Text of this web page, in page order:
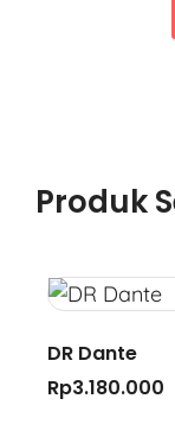
Produk
DR Dante
Rp3.180.000